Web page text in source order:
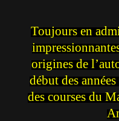
Toujours en
origines de
début des
des courses du